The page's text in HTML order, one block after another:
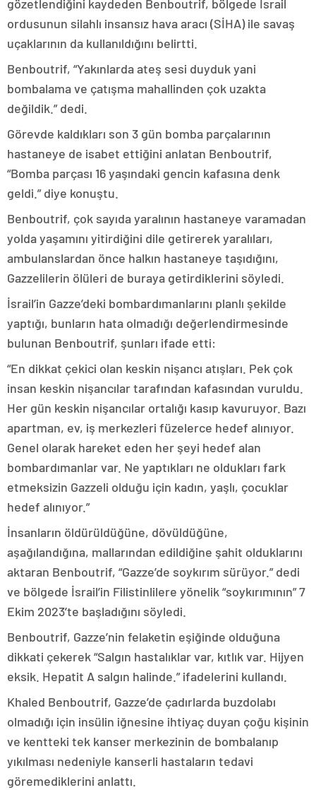
gözetlendiğini kaydeden Benboutrif, bölgede İsrail
ordusunun silahlı insansız hava aracı (SİHA) ile savaş
uçaklarının da kullanıldığını belirtti.
Benboutrif, “Yakınlarda ateş sesi duyduk yani
bombalama ve çatışma mahallinden çok uzakta
değildik.” dedi.
Görevde kaldıkları son 3 gün bomba parçalarının
hastaneye de isabet ettiğini anlatan Benboutrif,
“Bomba parçası 16 yaşındaki gencin kafasına denk
geldi.” diye konuştu.
Benboutrif, çok sayıda yaralının hastaneye varamadan
yolda yaşamını yitirdiğini dile getirerek yaralıları,
ambulanslardan önce halkın hastaneye taşıdığını,
Gazzelilerin ölüleri de buraya getirdiklerini söyledi.
İsrail’in Gazze’deki bombardımanlarını planlı şekilde
yaptığı, bunların hata olmadığı değerlendirmesinde
bulunan Benboutrif, şunları ifade etti:
“En dikkat çekici olan keskin nişancı atışları. Pek çok
insan keskin nişancılar tarafından kafasından vuruldu.
Her gün keskin nişancılar ortalığı kasıp kavuruyor. Bazı
apartman, ev, iş merkezleri füzelerce hedef alınıyor.
Genel olarak hareket eden her şeyi hedef alan
bombardımanlar var. Ne yaptıkları ne oldukları fark
etmeksizin Gazzeli olduğu için kadın, yaşlı, çocuklar
hedef alınıyor.”
İnsanların öldürüldüğüne, dövüldüğüne,
aşağılandığına, mallarından edildiğine şahit olduklarını
aktaran Benboutrif, “Gazze’de soykırım sürüyor.” dedi
ve bölgede İsrail’in Filistinlilere yönelik “soykırımının” 7
Ekim 2023’te başladığını söyledi.
Benboutrif, Gazze’nin felaketin eşiğinde olduğuna
dikkati çekerek “Salgın hastalıklar var, kıtlık var. Hijyen
eksik. Hepatit A salgın halinde.” ifadelerini kullandı.
Khaled Benboutrif, Gazze’de çadırlarda buzdolabı
olmadığı için insülin iğnesine ihtiyaç duyan çoğu kişinin
ve kentteki tek kanser merkezinin de bombalanıp
yıkılması nedeniyle kanserli hastaların tedavi
göremediklerini anlattı.